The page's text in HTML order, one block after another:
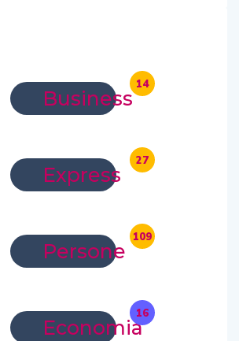
Business
14
Express
27
Persone
109
Economia
16